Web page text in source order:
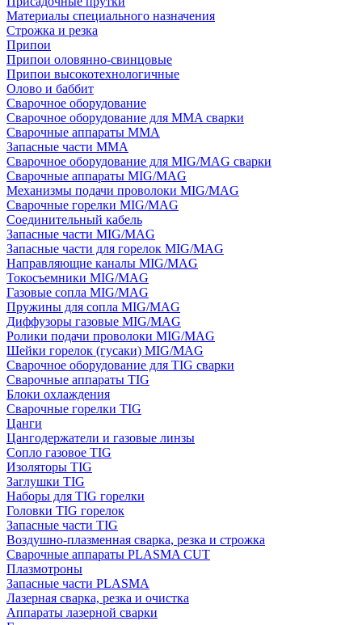
Материалы специального назначения
Строжка и резка
Припои
Припои оловянно-свинцовые
Припои высокотехнологичные
Олово и баббит
Сварочное оборудование
Сварочное оборудование для MMA сварки
Сварочные аппараты MMA
Запасные части MMA
Сварочное оборудование для MIG/MAG сварки
Сварочные аппараты MIG/MAG
Механизмы подачи проволоки MIG/MAG
Сварочные горелки MIG/MAG
Соединительный кабель
Запасные части MIG/MAG
Запасные части для горелок MIG/MAG
Направляющие каналы MIG/MAG
Токосъемники MIG/MAG
Газовые сопла MIG/MAG
Пружины для сопла MIG/MAG
Диффузоры газовые MIG/MAG
Ролики подачи проволоки MIG/MAG
Шейки горелок (гусаки) MIG/MAG
Сварочное оборудование для TIG сварки
Сварочные аппараты TIG
Блоки охлаждения
Сварочные горелки TIG
Цанги
Цангодержатели и газовые линзы
Сопло газовое TIG
Изоляторы TIG
Заглушки TIG
Наборы для TIG горелки
Головки TIG горелок
Запасные части TIG
Воздушно-плазменная сварка, резка и строжка
Сварочные аппараты PLASMA CUT
Плазмотроны
Запасные части PLASMA
Лазерная сварка, резка и очистка
Аппараты лазерной сварки